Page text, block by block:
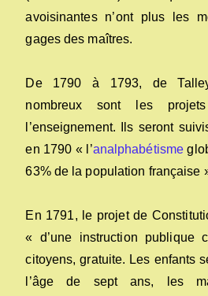
avoisinantes n’ont plus les
gages des maîtres.
De 1790 à 1793, de
nombreux sont les
l’enseignement. Ils seront
en 1790 « l’analphabétisme
63% de la population française
En 1791, le projet de
« d’une instruction publique
citoyens, gratuite. Les enfants
l’âge de sept ans, les